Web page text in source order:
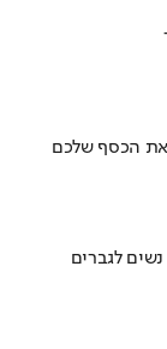
את הכסף שלכם
לגברים